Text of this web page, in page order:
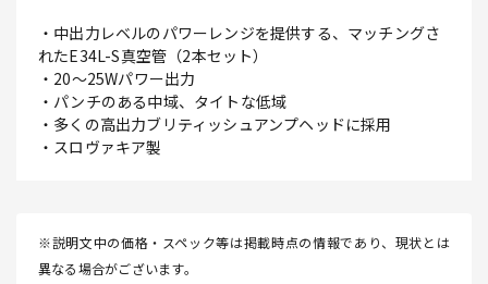
・中出力レベルのパワーレンジを提供する、マッチングさ
れたE34L-S真空管（2本セット）
・20～25Wパワー出力
・パンチのある中域、タイトな低域
・多くの高出力ブリティッシュアンプヘッドに採用
・スロヴァキア製
※説明文中の価格・スペック等は掲載時点の情報であり、現状とは
異なる場合がございます。